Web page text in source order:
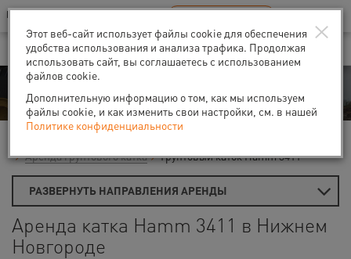
Ваш город:Нижний Новгород
В Вашем регионе нет наших офисов RU EN
Аренда
Аренда грунтового катка
Грунтовый каток Hamm 3411
РАЗВЕРНУТЬ НАПРАВЛЕНИЯ АРЕНДЫ
Аренда катка Hamm 3411 в Нижнем
Новгороде
×
Этот веб-сайт использует файлы cookie для обеспечения
удобства использования и анализа трафика. Продолжая
использовать сайт, вы соглашаетесь с использованием
файлов cookie.
Дополнительную информацию о том, как мы используем
файлы cookie, и как изменить свои настройки, см. в нашей
Политике конфиденциальности